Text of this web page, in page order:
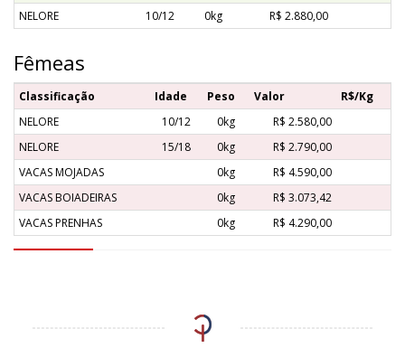
NELORE
10/12 0kg R$ 2.880,00
Fêmeas
Classificação Idade Peso Valor
R$/Kg
NELORE
10/12 0kg
R$ 2.580,00
NELORE
15/18 0kg
R$ 2.790,00
VACAS MOJADAS
0kg
R$ 4.590,00
VACAS BOIADEIRAS
0kg
R$ 3.073,42
VACAS PRENHAS
0kg R$ 4.290,00